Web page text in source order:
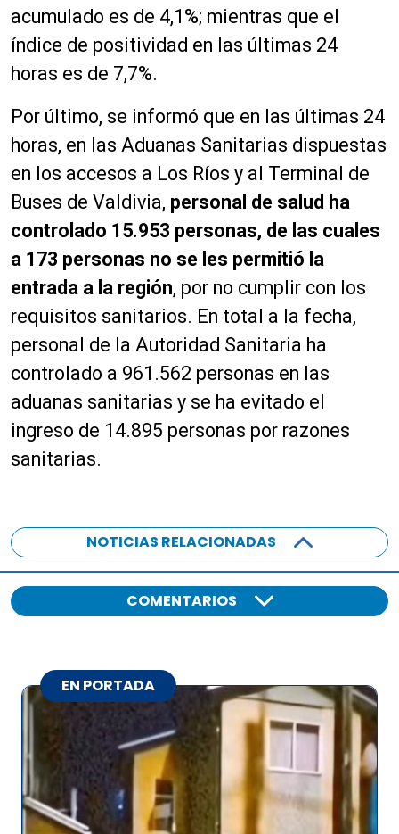
acumulado es de 4,1%; mientras que el
índice de positividad en las últimas 24
horas es de 7,7%.
Por último, se informó que en las últimas 24
horas, en las Aduanas Sanitarias dispuestas
en los accesos a Los Ríos y al Terminal de
Buses de Valdivia, personal de salud ha
controlado 15.953 personas, de las cuales
a 173 personas no se les permitió la
entrada a la región, por no cumplir con los
requisitos sanitarios. En total a la fecha,
personal de la Autoridad Sanitaria ha
controlado a 961.562 personas en las
aduanas sanitarias y se ha evitado el
ingreso de 14.895 personas por razones
sanitarias.
NOTICIAS RELACIONADAS
COMENTARIOS
EN PORTADA